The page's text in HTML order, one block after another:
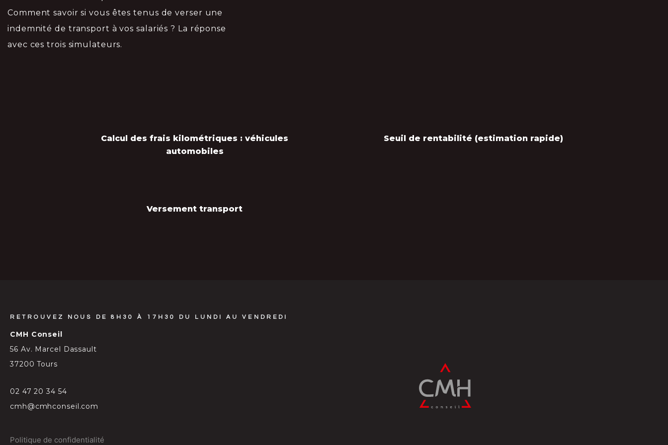
Comment savoir si vous êtes tenus de verser une
indemnité de transport à vos salariés ? La réponse
avec ces trois simulateurs.
Calcul des frais kilométriques : véhicules
automobiles
Seuil de rentabilité (estimation rapide)
Versement transport
RETROUVEZ NOUS DE 8H30 À 17H30 DU LUNDI AU VENDREDI
CMH Conseil
56 Av. Marcel Dassault
37200 Tours
02 47 20 34 54
cmh@cmhconseil.com
Politique de confidentialité